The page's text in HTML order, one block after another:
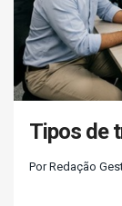
Tipos de
Por Redação